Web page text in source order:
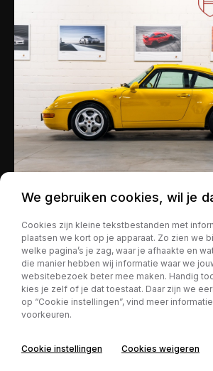
Porsche 911
993 Coupé varioram 3.6 Coupé
Tiptronic S - Speed yellow
76.500 km
We gebruiken cookies, wil je
Cookies zijn kleine tekstbestanden met
plaatsen we kort op je apparaat. Zo zien we
welke pagina’s je zag, waar je afhaakte en
die manier hebben wij informatie waar we
websitebezoek beter mee maken. Handig
kies je zelf of je dat toestaat. Daar zijn we
op “Cookie instellingen”, vind meer
voorkeuren.
Cookie instellingen Cookies weigeren